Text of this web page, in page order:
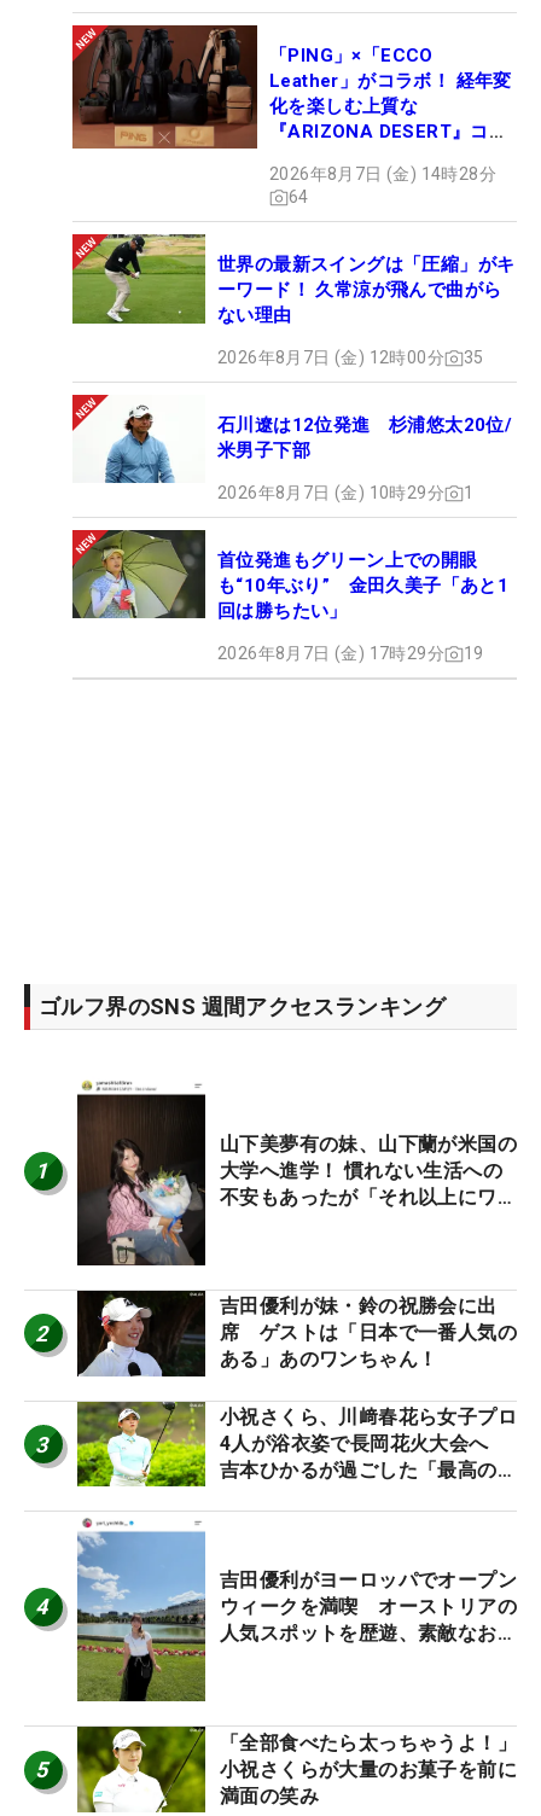
「PING」×「ECCO
Leather」がコラボ！ 経年変
化を楽しむ上質な
『ARIZONA DESERT』コレ
ュー
2026年8月7日 (金) 14時28分
64
世界の最新スイングは「圧縮」がキ
ーワード！ 久常涼が飛んで曲がら
ない理由
2026年8月7日 (金) 12時00分 35
石川遼は12位発進 杉浦悠太20位/
米男子下部
2026年8月7日 (金) 10時29分 1
首位発進もグリーン上での開眼
も“10年ぶり” 金田久美子「あと1
回は勝ちたい」
2026年8月7日 (金) 17時29分 19
ゴルフ界のSNS 週間アクセスランキング
1
山下美夢有の妹、山下蘭が米国の
大学へ進学！ 慣れない生活への
不安もあったが「それ以上にワク
2
吉田優利が妹・鈴の祝勝会に出
席 ゲストは「日本で一番人気の
ある」あのワンちゃん！
3
小祝さくら、川﨑春花ら女子プロ
4人が浴衣姿で長岡花火大会へ
吉本ひかるが過ごした「最高の夏
4
吉田優利がヨーロッパでオープン
ウィークを満喫 オーストリアの
人気スポットを歴遊、素敵なお土
5
「全部食べたら太っちゃうよ！」
小祝さくらが大量のお菓子を前に
満面の笑み